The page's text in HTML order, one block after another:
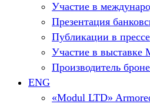
Участие в
Презентация
Публикации в прессе
Участие в
Производитель
ENG
«Modul LTD»